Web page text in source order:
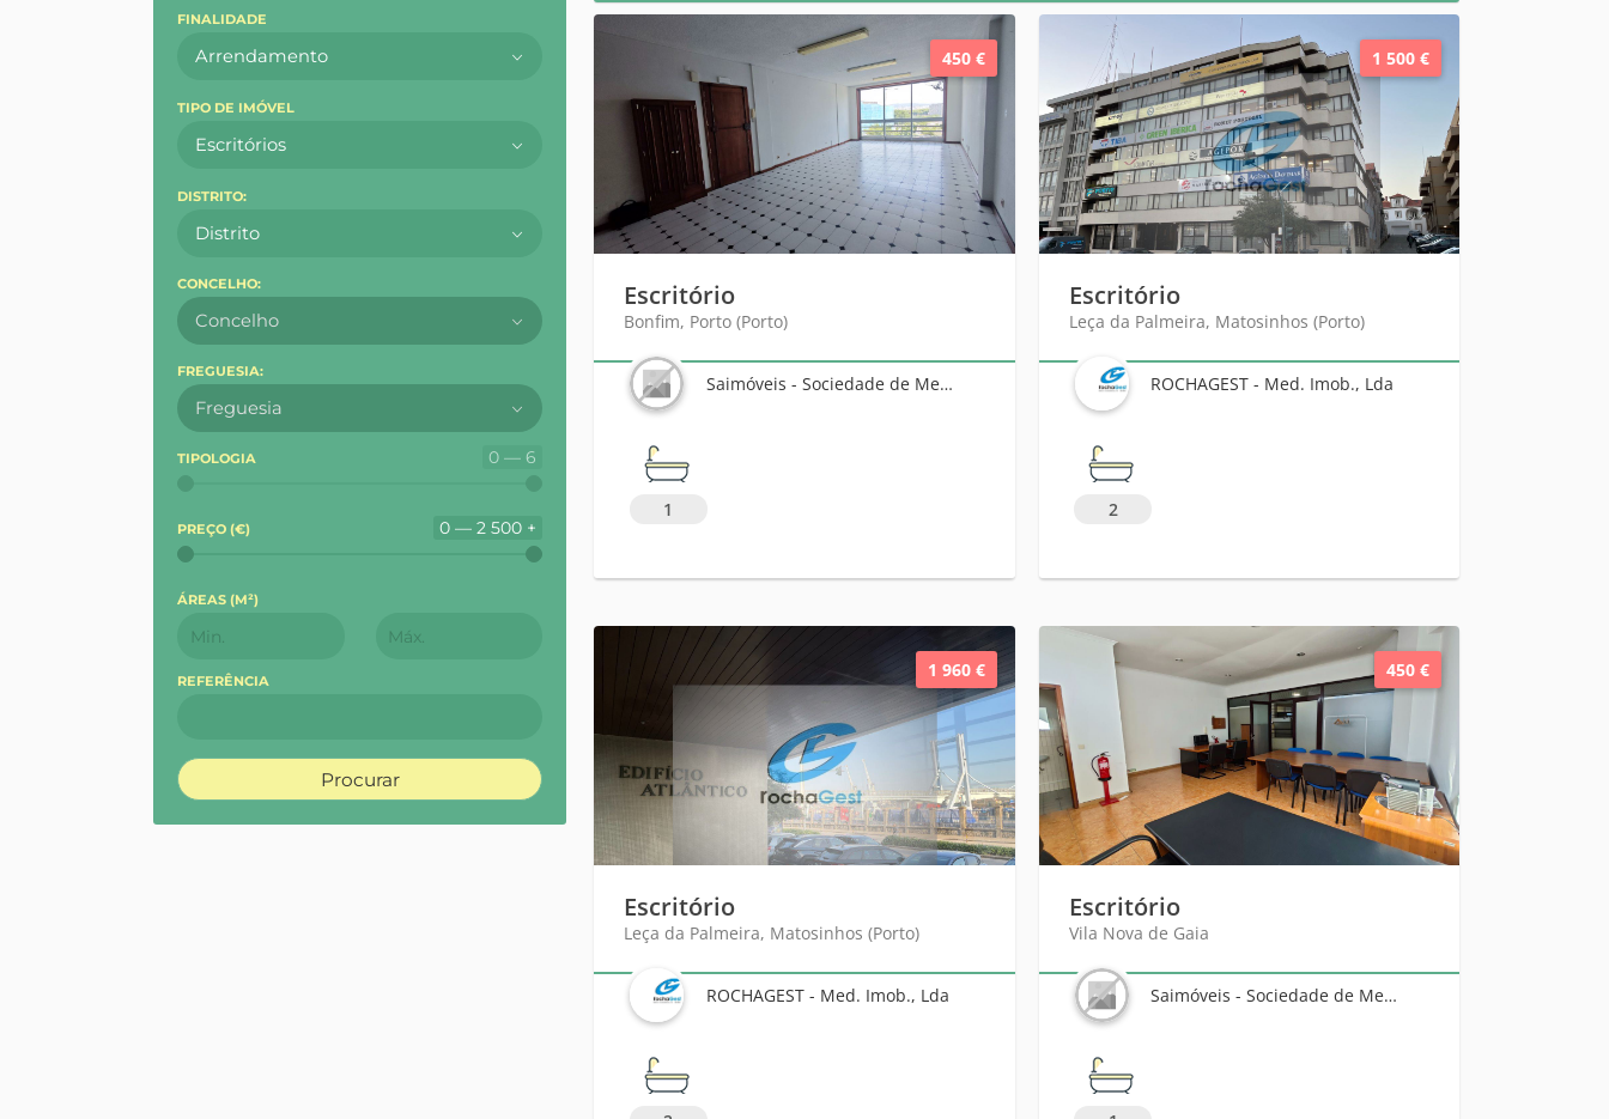
FINALIDADE
Arrendamento
TIPO DE IMÓVEL
Escritórios
DISTRITO:
Distrito
CONCELHO:
Concelho
FREGUESIA:
Freguesia
TIPOLOGIA 0 — 6
PREÇO (€) 0 — 2 500 +
ÁREAS (M²)
REFERÊNCIA
Procurar
450 €
Escritório
Bonfim, Porto (Porto)
Saimóveis - Sociedade de Mediação Imobiliária, Lda
1
1 500 €
Escritório
Leça da Palmeira, Matosinhos (Porto)
ROCHAGEST - Med. Imob., Lda
2
1 960 €
Escritório
Leça da Palmeira, Matosinhos (Porto)
ROCHAGEST - Med. Imob., Lda
450 €
Escritório
Vila Nova de Gaia
Saimóveis - Sociedade de Mediação Imobiliária, Lda